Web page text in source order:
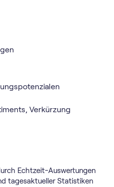
Verkürzung
Echtzeit-Auswertungen
tagesaktueller Statistiken